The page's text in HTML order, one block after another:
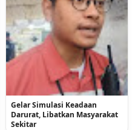
Gelar Simulasi Keadaan
Darurat, Libatkan Masyarakat
Sekitar